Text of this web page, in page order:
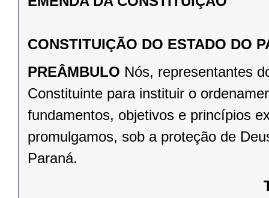
CONSTITUIÇÃO DO ESTADO DO
PREÂMBULO Nós, representantes
Constituinte para instituir o
fundamentos, objetivos e princípios
promulgamos, sob a proteção de
Paraná.